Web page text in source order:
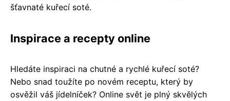
šťavnaté kuřecí soté.
Inspirace a recepty online
Hledáte inspiraci na chutné a rychlé kuřecí soté?
Nebo snad toužíte po novém receptu, který by
osvěžil váš jídelníček? Online svět je plný skvělých